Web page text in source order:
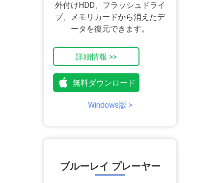
外付けHDD、フラッシュドライ
ブ、メモリカードから消えたデ
ータを復元できます。
詳細情報 >>
無料ダウンロード
Windows版 >
ブルーレイ プレーヤー